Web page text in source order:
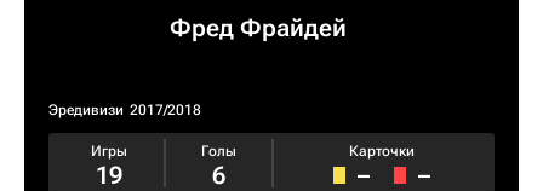
Фред Фрайдей
Эредивизи 2017/2018
Игры
19
Голы
6
Карточки
– –